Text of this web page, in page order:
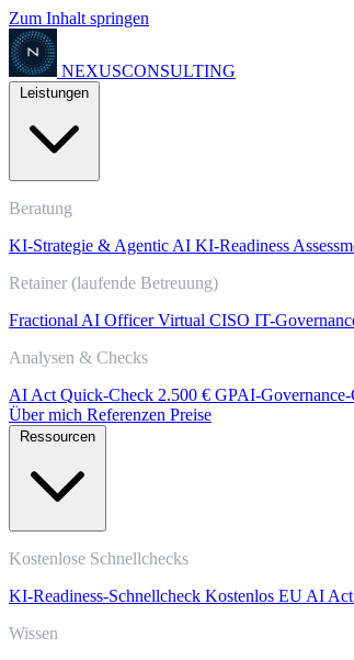
Zum Inhalt springen
NEXUSCONSULTING
Beratung
KI-Strategie & Agentic AI KI-Readiness
Retainer (laufende Betreuung)
Fractional AI Officer Virtual CISO IT-
Analysen & Checks
AI Act Quick-Check 2.500 € GPAI-
Über mich Referenzen Preise
Kostenlose Schnellchecks
KI-Readiness-Schnellcheck Kostenlos EU AI Act
Wissen